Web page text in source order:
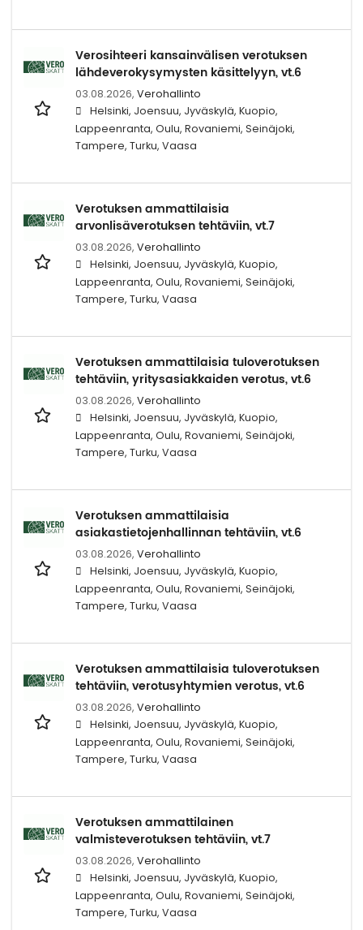
Verosihteeri kansainvälisen verotuksen
lähdeverokysymysten käsittelyyn, vt.6
03.08.2026, Verohallinto
Helsinki, Joensuu, Jyväskylä, Kuopio,
Lappeenranta, Oulu, Rovaniemi, Seinäjoki,
Tampere, Turku, Vaasa
Verotuksen ammattilaisia
arvonlisäverotuksen tehtäviin, vt.7
03.08.2026, Verohallinto
Helsinki, Joensuu, Jyväskylä, Kuopio,
Lappeenranta, Oulu, Rovaniemi, Seinäjoki,
Tampere, Turku, Vaasa
Verotuksen ammattilaisia tuloverotuksen
tehtäviin, yritysasiakkaiden verotus, vt.6
03.08.2026, Verohallinto
Helsinki, Joensuu, Jyväskylä, Kuopio,
Lappeenranta, Oulu, Rovaniemi, Seinäjoki,
Tampere, Turku, Vaasa
Verotuksen ammattilaisia
asiakastietojenhallinnan tehtäviin, vt.6
03.08.2026, Verohallinto
Helsinki, Joensuu, Jyväskylä, Kuopio,
Lappeenranta, Oulu, Rovaniemi, Seinäjoki,
Tampere, Turku, Vaasa
Verotuksen ammattilaisia tuloverotuksen
tehtäviin, verotusyhtymien verotus, vt.6
03.08.2026, Verohallinto
Helsinki, Joensuu, Jyväskylä, Kuopio,
Lappeenranta, Oulu, Rovaniemi, Seinäjoki,
Tampere, Turku, Vaasa
Verotuksen ammattilainen
valmisteverotuksen tehtäviin, vt.7
03.08.2026, Verohallinto
Helsinki, Joensuu, Jyväskylä, Kuopio,
Lappeenranta, Oulu, Rovaniemi, Seinäjoki,
Tampere, Turku, Vaasa